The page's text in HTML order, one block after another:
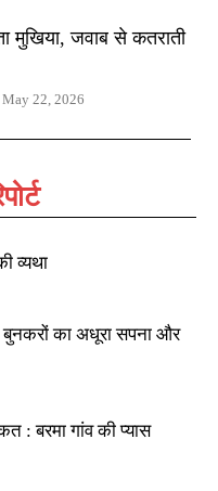
मुखिया, जवाब से कतराती
May 22, 2026
व्यथा
बुनकरों का अधूरा सपना और
: बरमा गांव की प्यास